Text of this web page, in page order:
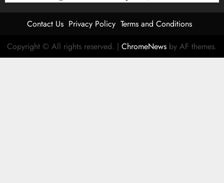
Contact Us Privacy Policy Terms and Conditions
Copyright © All rights reserved. | ChromeNews by AF themes.